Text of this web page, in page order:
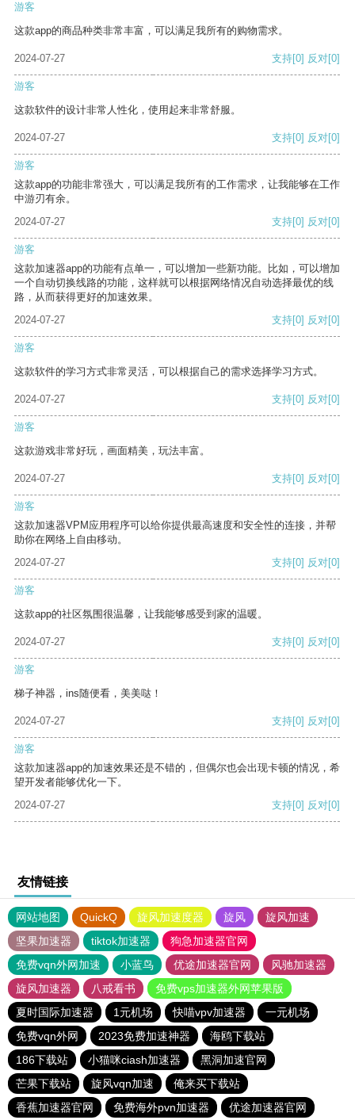
游客
这款app的商品种类非常丰富，可以满足我所有的购物需求。
2024-07-27 支持[0] 反对[0]
游客
这款软件的设计非常人性化，使用起来非常舒服。
2024-07-27 支持[0] 反对[0]
游客
这款app的功能非常强大，可以满足我所有的工作需求，让我能够在工作
中游刃有余。
2024-07-27
支持[0] 反对[0]
游客
这款加速器app的功能有点单一，可以增加一些新功能。比如，可以增加
一个自动切换线路的功能，这样就可以根据网络情况自动选择最优的线
路，从而获得更好的加速效果。
2024-07-27
支持[0] 反对[0]
游客
这款软件的学习方式非常灵活，可以根据自己的需求选择学习方式。
2024-07-27 支持[0] 反对[0]
游客
这款游戏非常好玩，画面精美，玩法丰富。
2024-07-27 支持[0] 反对[0]
游客
这款加速器VPM应用程序可以给你提供最高速度和安全性的连接，并帮
助你在网络上自由移动。
2024-07-27
支持[0] 反对[0]
游客
这款app的社区氛围很温馨，让我能够感受到家的温暖。
2024-07-27 支持[0] 反对[0]
游客
梯子神器，ins随便看，美美哒！
2024-07-27 支持[0] 反对[0]
游客
这款加速器app的加速效果还是不错的，但偶尔也会出现卡顿的情况，希
望开发者能够优化一下。
2024-07-27
支持[0] 反对[0]
友情链接
网站地图 QuickQ 旋风加速度器 旋风
旋风加速
坚果加速器
tiktok加速器
狗急加速器官网
免费vqn外网加速
小蓝鸟 优途加速器官网
风驰加速器
旋风加速器
八戒看书
免费vps加速器外网苹果版
夏时国际加速器
1元机场 快喵vpv加速器
一元机场
免费vqn外网
2023免费加速神器
海鸥下载站
186下载站
小猫咪ciash加速器
黑洞加速官网
芒果下载站
旋风vqn加速
俺来买下载站
香蕉加速器官网
免费海外pvn加速器 优途加速器官网